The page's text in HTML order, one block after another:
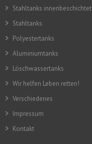
Stahltanks innenbeschichtet
Stahltanks
Polyestertanks
Aluminiumtanks
Löschwassertanks
Wir helfen Leben retten!
Verschiedenes
Impressum
Kontakt